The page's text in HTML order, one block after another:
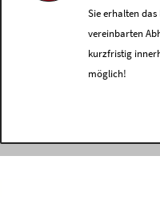
Sie erhalten
vereinbarten
kurzfristig
möglich!